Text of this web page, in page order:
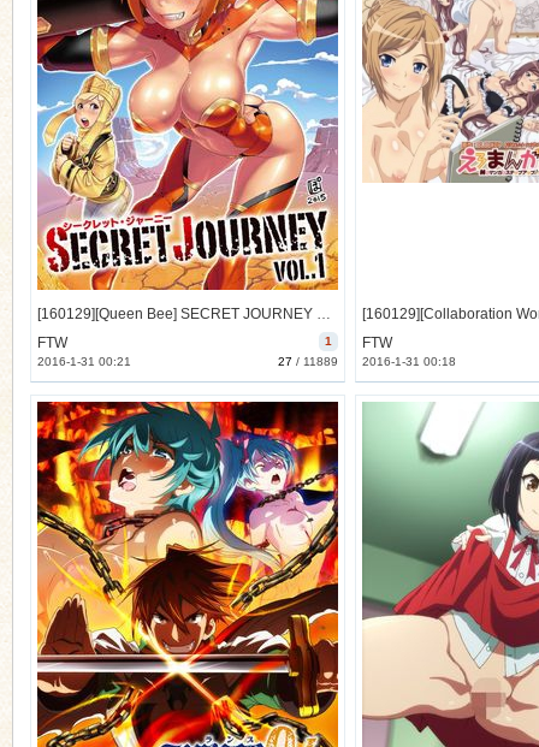
[160129][Queen Bee] SECRET JOURNEY VOL.1 (DVD 720x480 x264) [197M]
1
FTW
27 / 11889
2016-1-31 00:21
FTW
2016-1-31 00:18